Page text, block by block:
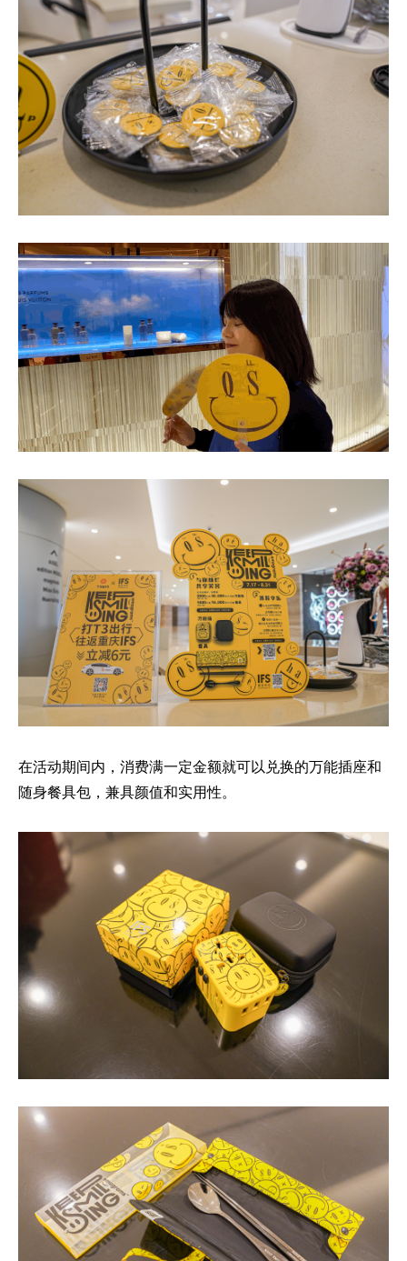
在活动期间内，消费满一定金额就可以兑换的万能插座和
随身餐具包，兼具颜值和实用性。